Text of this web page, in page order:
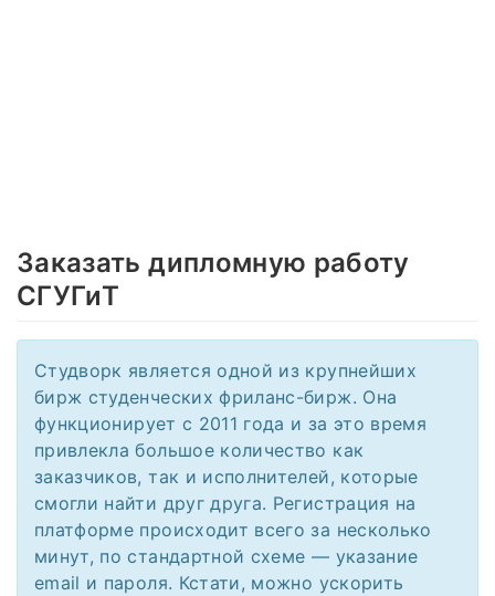
Заказать дипломную работу
СГУГиТ
Студворк является одной из крупнейших
бирж студенческих фриланс-бирж. Она
функционирует с 2011 года и за это время
привлекла большое количество как
заказчиков, так и исполнителей, которые
смогли найти друг друга. Регистрация на
платформе происходит всего за несколько
минут, по стандартной схеме — указание
email и пароля. Кстати, можно ускорить